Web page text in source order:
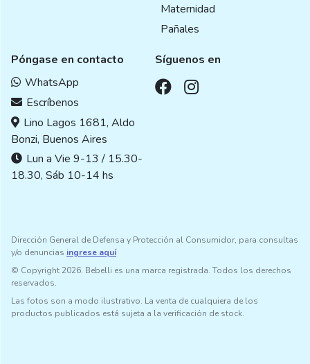
Maternidad
Pañales
Póngase en contacto
WhatsApp
Escríbenos
Lino Lagos 1681, Aldo
Bonzi, Buenos Aires
Lun a Vie 9-13 / 15.30-
18.30, Sáb 10-14 hs
Síguenos en
Dirección General de Defensa y Protección al Consumidor, para consultas
y/o denuncias ingrese aquí
© Copyright 2026. Bebelli es una marca registrada. Todos los derechos
reservados.
Las fotos son a modo ilustrativo. La venta de cualquiera de los
productos publicados está sujeta a la verificación de stock.